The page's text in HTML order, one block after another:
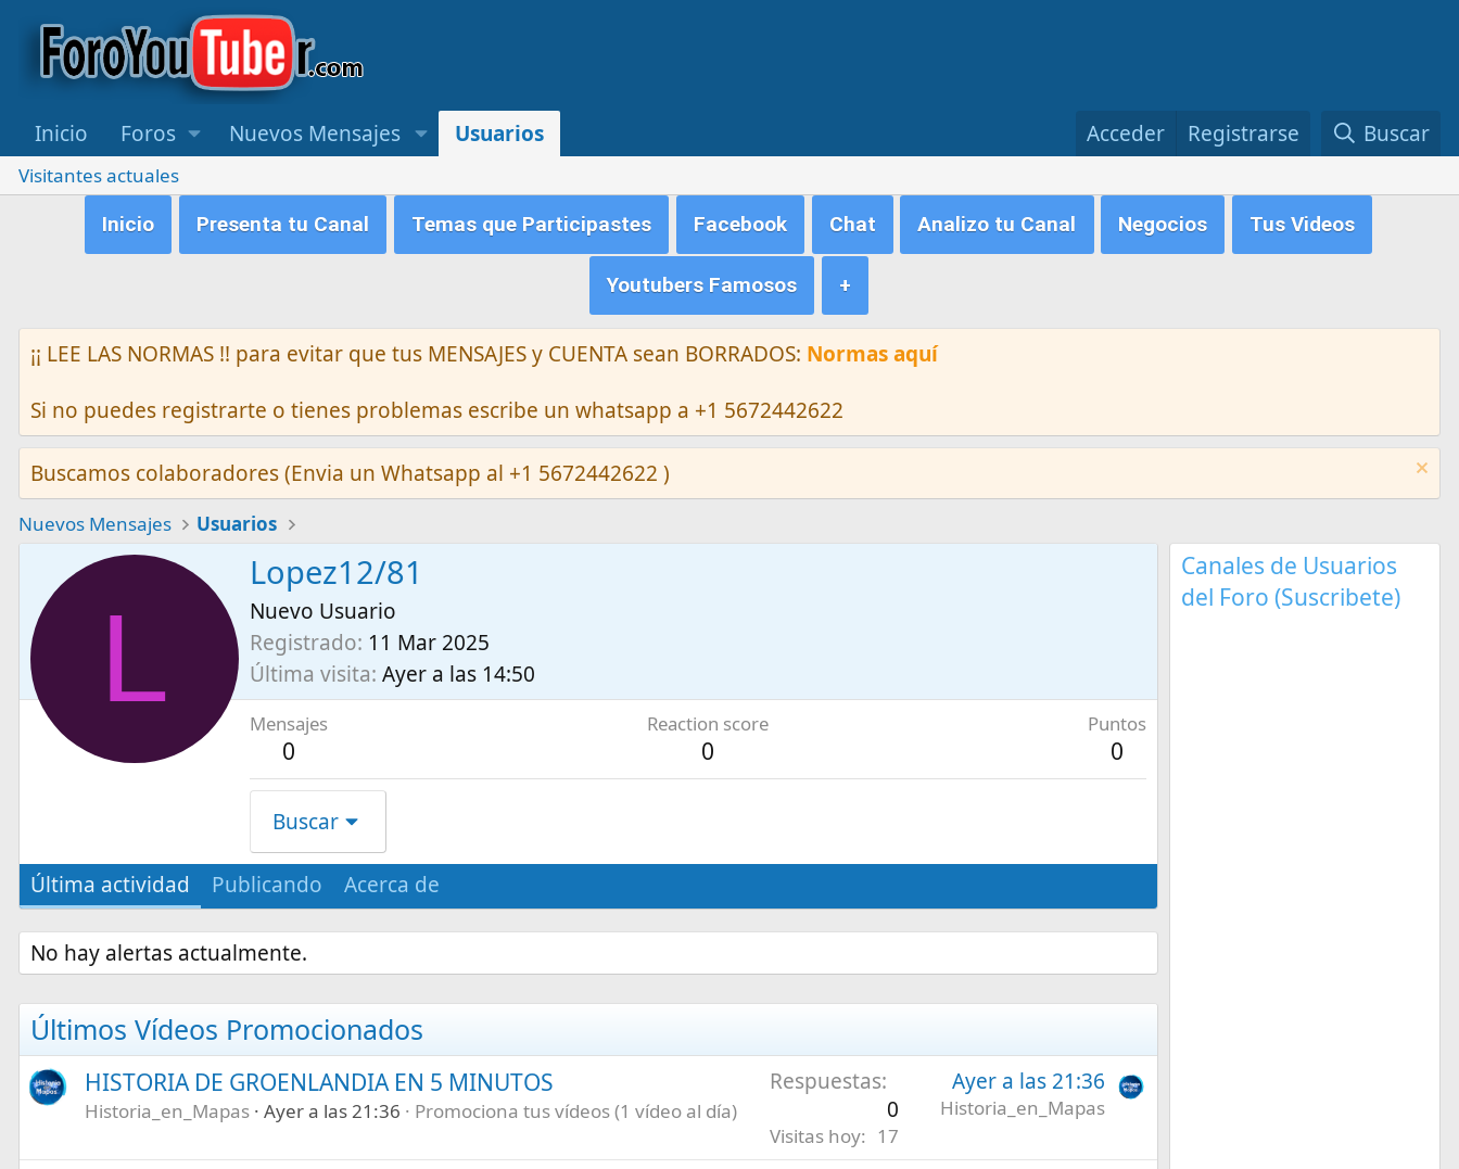
Inicio Foros Nuevos Mensajes Usuarios Acceder Registrarse Buscar
Visitantes actuales
Inicio
Presenta tu Canal Temas que Participastes Facebook Chat Analizo tu Canal Negocios Tus Videos
Youtubers Famosos +
¡¡ LEE LAS NORMAS !! para evitar que tus MENSAJES y CUENTA sean BORRADOS: Normas aquí
Si no puedes registrarte o tienes problemas escribe un whatsapp a +1 5672442622
Buscamos colaboradores (Envia un Whatsapp al +1 5672442622 )
Nuevos Mensajes Usuarios
L
Lopez12/81
Nuevo Usuario
Registrado 11 Mar 2025
Última visita Ayer a las 14:50
Mensajes
0
Reaction score
0
Puntos
0
Buscar
Última actividad Publicando Acerca de
No hay alertas actualmente.
Últimos Vídeos Promocionados
HISTORIA DE GROENLANDIA EN 5 MINUTOS
Historia_en_Mapas Ayer a las 21:36 Promociona tus vídeos (1 vídeo al día)
Respuestas
0
Visitas hoy 17
Ayer a las 21:36
Historia_en_Mapas
Canales de Usuarios
del Foro (Suscribete)